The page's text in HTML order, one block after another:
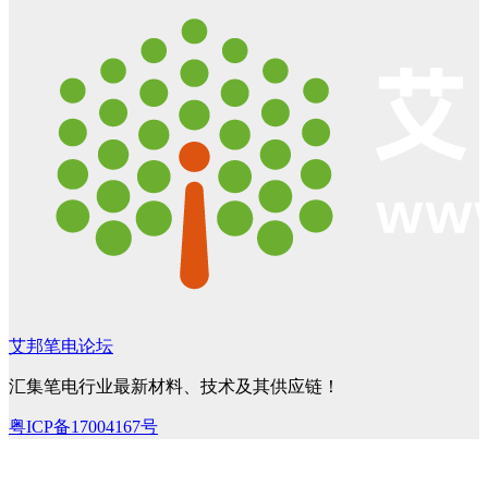
艾邦笔电论坛
汇集笔电行业最新材料、技术及其供应链！
粤ICP备17004167号